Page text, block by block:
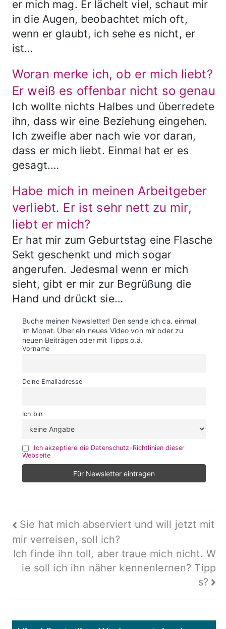
er mich mag. Er lächelt viel, schaut mir
in die Augen, beobachtet mich oft,
wenn er glaubt, ich sehe es nicht, er
ist…
Woran merke ich, ob er mich liebt?
Er weiß es offenbar nicht so genau
Ich wollte nichts Halbes und überredete
ihn, dass wir eine Beziehung eingehen.
Ich zweifle aber nach wie vor daran,
dass er mich liebt. Einmal hat er es
gesagt.…
Habe mich in meinen Arbeitgeber
verliebt. Er ist sehr nett zu mir,
liebt er mich?
Er hat mir zum Geburtstag eine Flasche
Sekt geschenkt und mich sogar
angerufen. Jedesmal wenn er mich
sieht, gibt er mir zur Begrüßung die
Hand und drückt sie…
Buche meinen Newsletter! Den sende ich ca. einmal
im Monat: Über ein neues Video von mir oder zu
neuen Beiträgen oder mit Tipps o.ä.
Vorname
Deine Emailadresse
Ich bin
Ich akzeptiere die Datenschutz-Richtlinien dieser
Webseite
Beitragsnavigation
Sie hat mich abserviert und will jetzt mit
mir verreisen, soll ich?
Ich finde ihn toll, aber traue mich nicht. W
ie soll ich ihn näher kennenlernen? Tipp
s?